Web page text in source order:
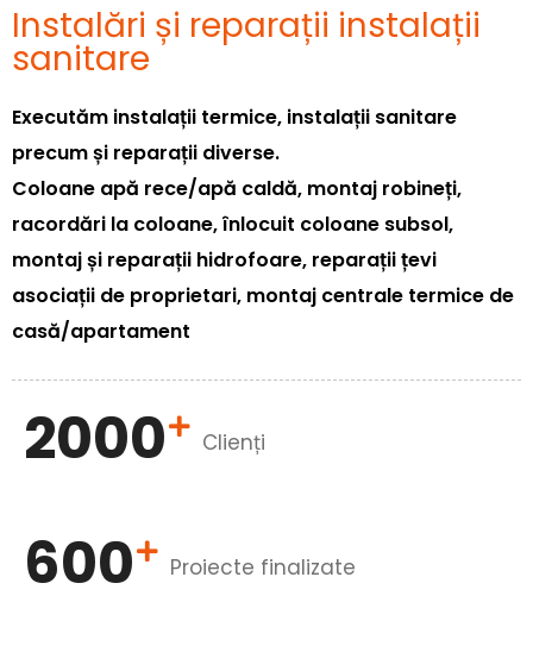
Instalări și reparații instalații
sanitare
Executăm instalații termice, instalații sanitare
precum și reparații diverse.
Coloane apă rece/apă caldă, montaj robineți,
racordări la coloane, înlocuit coloane subsol,
montaj și reparații hidrofoare, reparații țevi
asociații de proprietari, montaj centrale termice de
casă/apartament
2000 Clienți
600 Proiecte finalizate